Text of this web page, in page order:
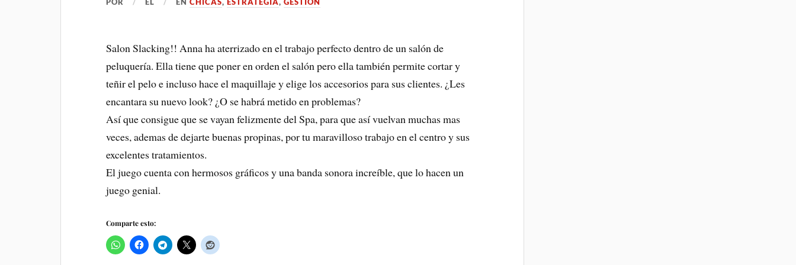
POR EL ENCHICAS, ESTRATEGIA,GESTIÓN
Salon Slacking!! Anna ha aterrizado en el trabajo perfecto dentro de un salón de
peluquería. Ella tiene que poner en orden el salón pero ella también permite cortar y
teñir el pelo e incluso hace el maquillaje y elige los accesorios para sus clientes. ¿Les
encantara su nuevo look? ¿O se habrá metido en problemas?
Así que consigue que se vayan felizmente del Spa, para que así vuelvan muchas mas
veces, ademas de dejarte buenas propinas, por tu maravilloso trabajo en el centro y sus
excelentes tratamientos.
El juego cuenta con hermosos gráficos y una banda sonora increíble, que lo hacen un
juego genial.
Comparte esto: